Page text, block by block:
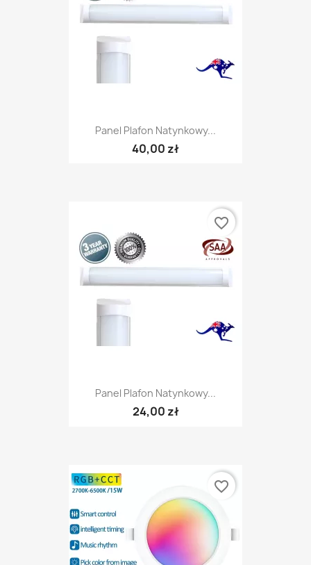
Panel Plafon Natynkowy...
40,00 zł
Panel Plafon Natynkowy...
24,00 zł
favorite_border
favorite_border